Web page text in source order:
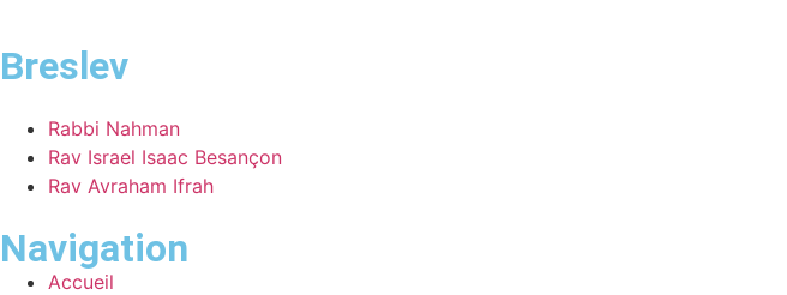
Breslev
Rabbi Nahman
Rav Israel Isaac Besançon
Rav Avraham Ifrah
Navigation
Accueil